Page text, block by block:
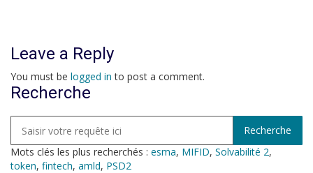
Leave a Reply
You must be logged in to post a comment.
Recherche
Mots clés les plus recherchés : esma, MIFID, Solvabilité 2,
token, fintech, amld, PSD2